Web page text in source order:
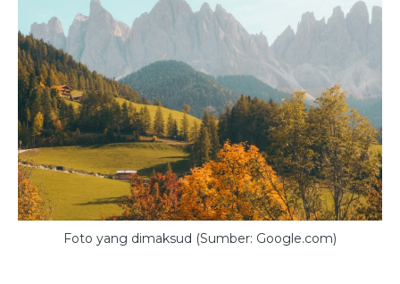
Foto yang dimaksud (Sumber: Google.com)